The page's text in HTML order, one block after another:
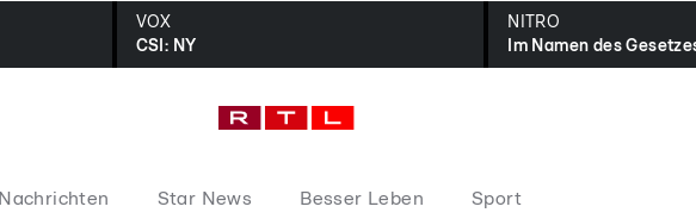
VOX
CSI: NY
NITRO
Im Namen des
Nachrichten Star News Besser Leben Sport